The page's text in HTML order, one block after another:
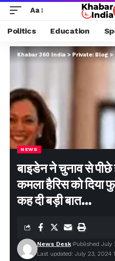
Aa
Politics Education
Khabar 360 India > Private: Blog>
NEWS
बाइडेन ने चुनाव से
कमला हैरिस को दिया
कह दी बड़ी बात…
Last updated: July 23, 2024
News Desk Published July